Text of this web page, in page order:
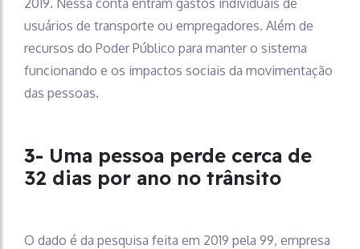
usuários de transporte ou empregadores. Além de
recursos do Poder Público para manter o sistema
funcionando e os impactos sociais da movimentação
das pessoas.
3- Uma pessoa perde cerca de
32 dias por ano no trânsito
O dado é da pesquisa feita em 2019 pela 99, empresa